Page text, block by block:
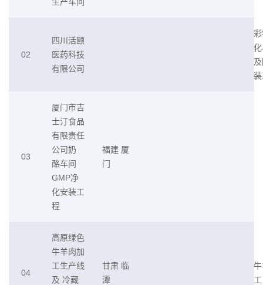
02
四川活颐
医药科技
有限公司
03
厦门市吉
士汀食品
有限责任
公司奶
酪车间
GMP净
化安装工
程
福建 厦
门
04
高原绿色
牛羊肉加
工生产线
及 冷藏
甘肃 临
潭
工